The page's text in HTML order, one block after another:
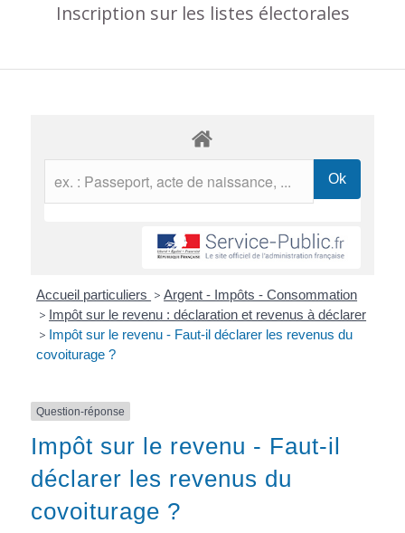
Inscription sur les listes électorales
Accueil particuliers > Argent - Impôts - Consommation
> Impôt sur le revenu : déclaration et revenus à déclarer
> Impôt sur le revenu - Faut-il déclarer les revenus du
covoiturage ?
Question-réponse
Impôt sur le revenu - Faut-il
déclarer les revenus du
covoiturage ?